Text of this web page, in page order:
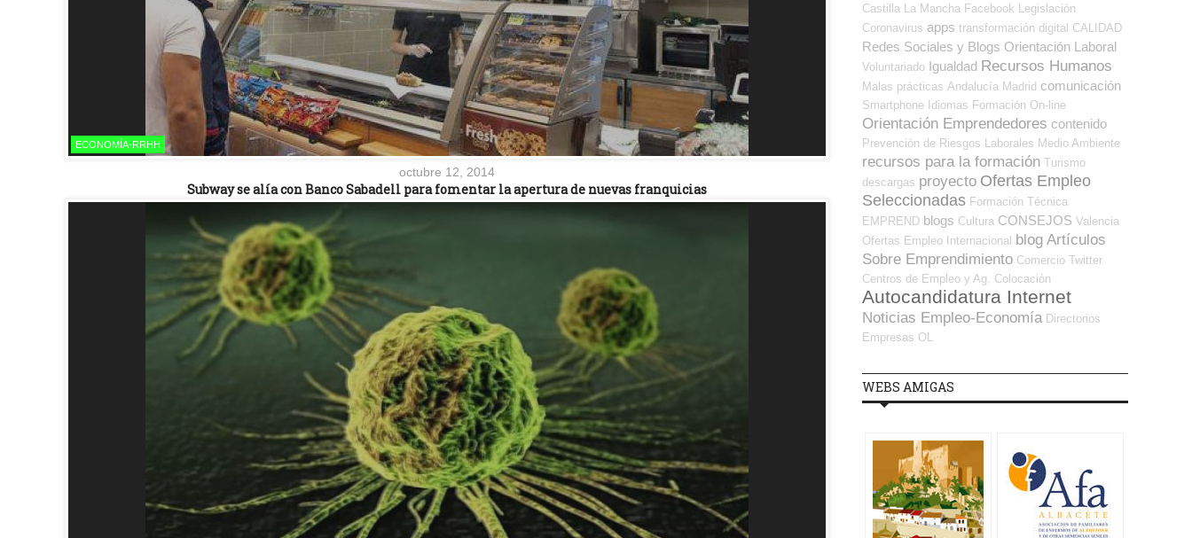
ECONOMÍA-RRHH
octubre 12, 2014
Subway se alía con Banco Sabadell para fomentar la apertura de nuevas franquicias
Castilla La Mancha Facebook
Legislación
Coronavirus apps transformación digital CALIDAD
Redes Sociales y Blogs Orientación Laboral
Voluntariado Igualdad Recursos Humanos
Malas prácticas Andalucía Madrid comunicación
Smartphone Idiomas Formación On-line
Orientación Emprendedores contenido
Prevención de Riesgos Laborales Medio Ambiente
recursos para la formación Turismo
descargas proyecto Ofertas Empleo
Seleccionadas Formación Técnica
EMPREND blogs Cultura CONSEJOS Valencia
Ofertas Empleo Internacional blog Artículos
Sobre Emprendimiento Comercio Twitter
Centros de Empleo y Ag. Colocación
Autocandidatura Internet
Noticias Empleo-Economía Directorios
Empresas OL
WEBS AMIGAS